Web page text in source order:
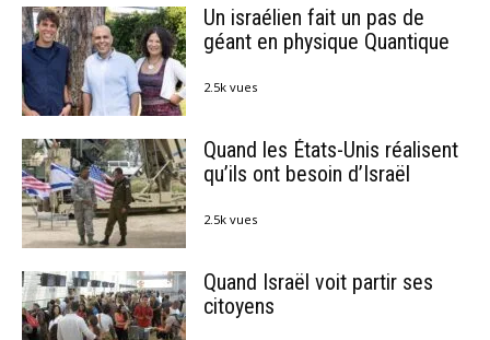
Un israélien fait un pas de
géant en physique Quantique
2.5k vues
Quand les États-Unis réalisent
qu’ils ont besoin d’Israël
2.5k vues
Quand Israël voit partir ses
citoyens